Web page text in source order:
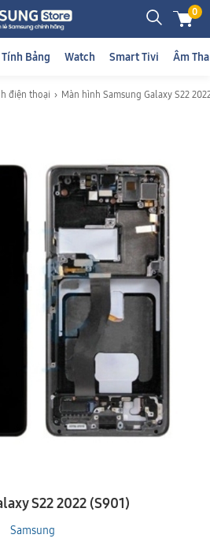
0
Bảng Watch Smart Tivi Âm
điện thoại Màn hình Samsung Galaxy S22
S22 2022 (S901)
Samsung